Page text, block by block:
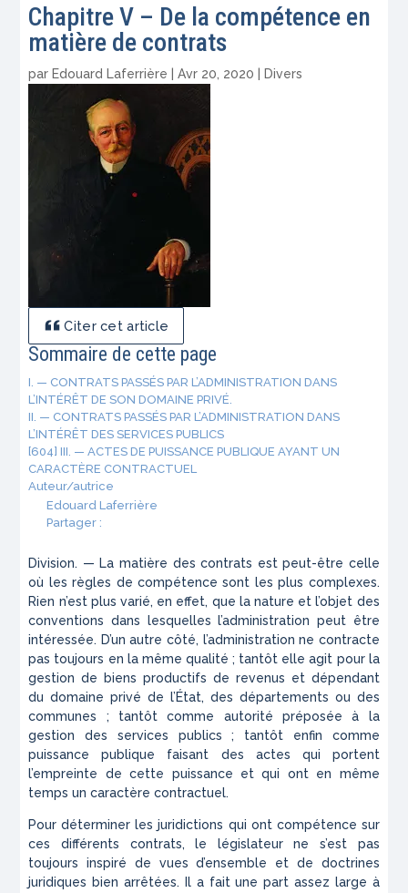
Chapitre V – De la compétence en
matière de contrats
parEdouard Laferrière |Avr 20, 2020 |Divers
Citer cet article
Sommaire de cette page
I. — CONTRATS PASSÉS PAR L’ADMINISTRATION DANS
L’INTÉRÊT DE SON DOMAINE PRIVÉ.
II. — CONTRATS PASSÉS PAR L’ADMINISTRATION DANS
L’INTÉRÊT DES SERVICES PUBLICS
[604] III. — ACTES DE PUISSANCE PUBLIQUE AYANT UN
CARACTÈRE CONTRACTUEL
Auteur/autrice
Edouard Laferrière
Partager :
Division. — La matière des contrats est peut-être celle
où les règles de compétence sont les plus complexes.
Rien n’est plus varié, en effet, que la nature et l’objet des
conventions dans lesquelles l’administration peut être
intéressée. D’un autre côté, l’administration ne contracte
pas toujours en la même qualité ; tantôt elle agit pour la
gestion de biens productifs de revenus et dépendant
du domaine privé de l’État, des départements ou des
communes ; tantôt comme autorité préposée à la
gestion des services publics ; tantôt enfin comme
puissance publique faisant des actes qui portent
l’empreinte de cette puissance et qui ont en même
temps un caractère contractuel.
Pour déterminer les juridictions qui ont compétence sur
ces différents contrats, le législateur ne s’est pas
toujours inspiré de vues d’ensemble et de doctrines
juridiques bien arrêtées. Il a fait une part assez large à